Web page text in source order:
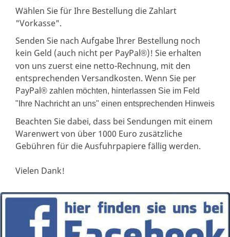
Wählen Sie für Ihre Bestellung die Zahlart
"Vorkasse".
Senden Sie nach Aufgabe Ihrer Bestellung noch
kein Geld (auch nicht per PayPal®)! Sie erhalten
von uns zuerst eine netto-Rechnung, mit den
entsprechenden Versandkosten. Wenn Sie per
PayPal® zahlen möchten, hinterlassen Sie im Feld
"Ihre Nachricht an uns" einen entsprechenden Hinweis
Beachten Sie dabei, dass bei Sendungen mit einem
Warenwert von über 1000 Euro zusätzliche
Gebühren für die Ausfuhrpapiere fällig werden.
Vielen Dank!